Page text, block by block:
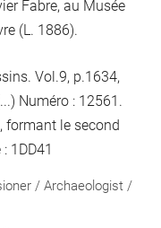
Fabre, au Musée
(L. 1886).
Vol.9, p.1634,
Numéro : 12561.
formant le second
: 1DD41
/ Archaeologist /